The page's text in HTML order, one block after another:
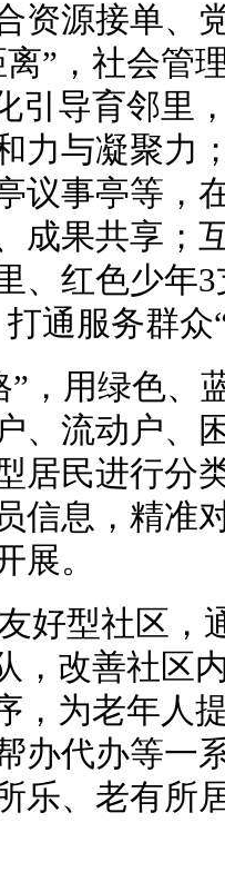
资源接单、
”，社会管
引导育邻里
力与凝聚力
议事亭等，
成果共享；
、红色少年
通服务群众
”，用绿色、
、流动户、
居民进行分
信息，精准
展。
好型社区，
，改善社区
，为老年人
办代办等一
乐、老有所